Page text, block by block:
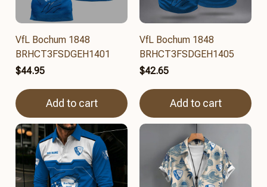
VfL Bochum 1848
BRHCT3FSDGEH1401
$44.95
Add to cart
VfL Bochum 1848
BRHCT3FSDGEH1405
$42.65
Add to cart